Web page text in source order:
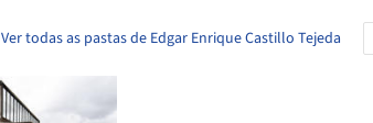
Ver todas as pastas de Edgar Enrique Castillo Tejeda